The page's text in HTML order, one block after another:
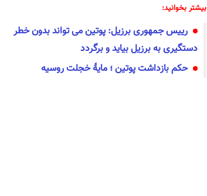
بیشتر بخوانید:
رییس جمهوری برزیل: پوتین می تواند بدون خطر
دستگیری به برزیل بیاید و برگردد
حکم بازداشت پوتین ؛ مایۀ خجلت روسیه